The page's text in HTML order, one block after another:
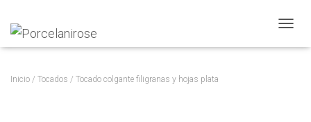
Inicio / Tocados / Tocado colgante filigranas y hojas plata